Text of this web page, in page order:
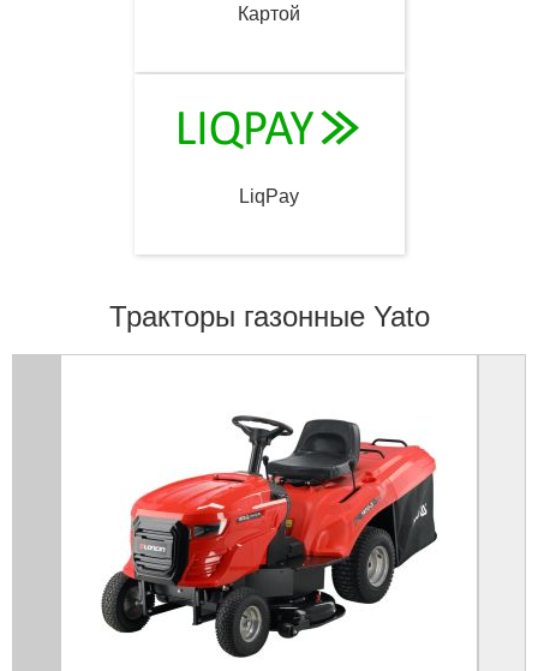
Картой
LiqPay
Тракторы газонные Yato